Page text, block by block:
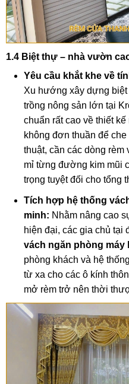
1.4 Biệt thự – nhà vườn
Yêu cầu khắt khe về
Xu hướng xây dựng
trồng nông sản lớn tại
chuẩn rất cao về thiết
không đơn thuần để
thuật, cần các dòng
mỉ từng đường kim mũi
trọng tuyệt đối cho tổng
Tích hợp hệ thống
minh: Nhằm nâng cao
hiện đại, các gia chủ tại
vách ngăn phòng máy
phòng khách và hệ
từ xa cho các ô kính
mở rèm trở nên thời